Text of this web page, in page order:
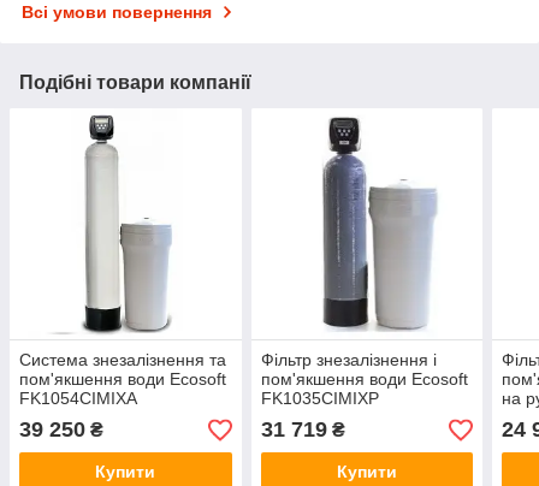
Всі умови повернення
Подібні товари компанії
Система знезалізнення та
пом'якшення води Ecosoft
FK1054CIMIXA
39 250 ₴
Купити
Фільтр знезалізнення і
пом'якшення води Ecosoft
FK1035CIMIXP
31 719₴
Купити
на
24